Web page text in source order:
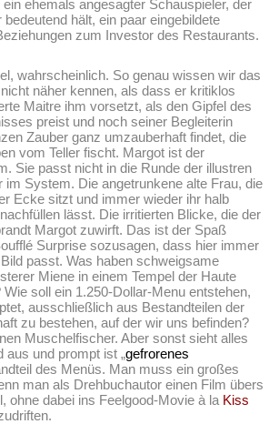
ehemals angesagter Schauspieler, der
hält, ein paar eingebildete
zum Investor des Restaurants.
wahrscheinlich. So genau wissen wir das
näher kennen, als dass er kritiklos
Maitre ihm vorsetzt, als den Gipfel des
preist und noch seiner Begleiterin
Zauber ganz umzauberhaft findet, die
vom Teller fischt. Margot ist der
Sie passt nicht in die Runde der illustren
im System. Die angetrunkene alte Frau, die
Ecke sitzt und immer wieder ihr halb
lässt. Die irritierten Blicke, die der
Margot zuwirft. Das ist der Spaß
Surprise sozusagen, dass hier immer
passt. Was haben schweigsame
Miene in einem Tempel der Haute
soll ein 1.250-Dollar-Menu entstehen,
ausschließlich aus Bestandteilen der
zu bestehen, auf der wir uns befinden?
Muschelfischer. Aber sonst sieht alles
aus und prompt ist „gefrorenes
des Menüs. Man muss ein großes
man als Drehbuchautor einen Film übers
ohne dabei ins Feelgood-Movie à la Kiss